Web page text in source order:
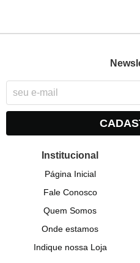
Institucional
Página Inicial
Fale Conosco
Quem Somos
Onde estamos
Indique nossa Loja